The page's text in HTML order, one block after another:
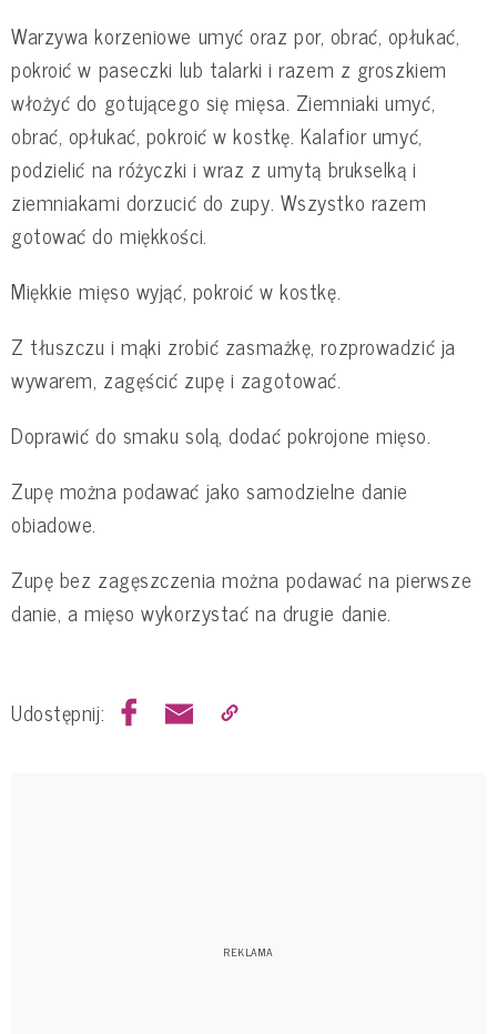
Warzywa korzeniowe umyć oraz por, obrać, opłukać,
pokroić w paseczki lub talarki i razem z groszkiem
włożyć do gotującego się mięsa. Ziemniaki umyć,
obrać, opłukać, pokroić w kostkę. Kalafior umyć,
podzielić na różyczki i wraz z umytą brukselką i
ziemniakami dorzucić do zupy. Wszystko razem
gotować do miękkości.
Miękkie mięso wyjąć, pokroić w kostkę.
Z tłuszczu i mąki zrobić zasmażkę, rozprowadzić ja
wywarem, zagęścić zupę i zagotować.
Doprawić do smaku solą, dodać pokrojone mięso.
Zupę można podawać jako samodzielne danie
obiadowe.
Zupę bez zagęszczenia można podawać na pierwsze
danie, a mięso wykorzystać na drugie danie.
Udostępnij: